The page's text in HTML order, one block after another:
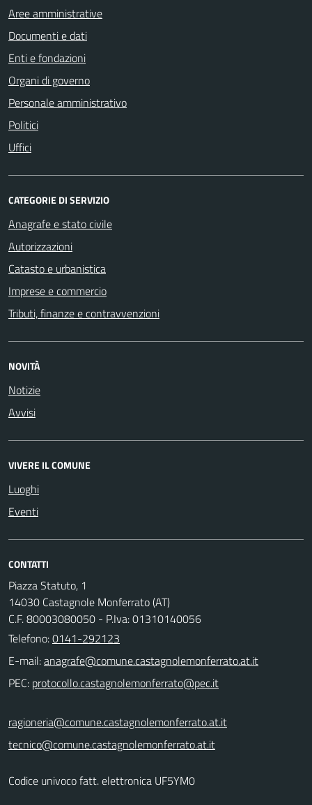
Aree amministrative
Documenti e dati
Enti e fondazioni
Organi di governo
Personale amministrativo
Politici
Uffici
CATEGORIE DI SERVIZIO
Anagrafe e stato civile
Autorizzazioni
Catasto e urbanistica
Imprese e commercio
Tributi, finanze e contravvenzioni
NOVITÀ
Notizie
Avvisi
VIVERE IL COMUNE
Luoghi
Eventi
CONTATTI
Piazza Statuto, 1
14030 Castagnole Monferrato (AT)
C.F. 80003080050 - P.Iva: 01310140056
Telefono:0141-292123
E-mail:
PEC:
ragioneria@comune.castagnolemonferrato.at.it
tecnico@comune.castagnolemonferrato.at.it
Codice univoco fatt. elettronica UF5YM0